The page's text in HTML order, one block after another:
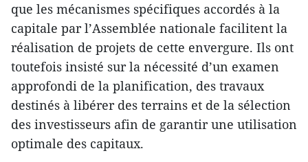
que les mécanismes spécifiques accordés à la
capitale par l’Assemblée nationale facilitent la
réalisation de projets de cette envergure. Ils ont
toutefois insisté sur la nécessité d’un examen
approfondi de la planification, des travaux
destinés à libérer des terrains et de la sélection
des investisseurs afin de garantir une utilisation
optimale des capitaux.